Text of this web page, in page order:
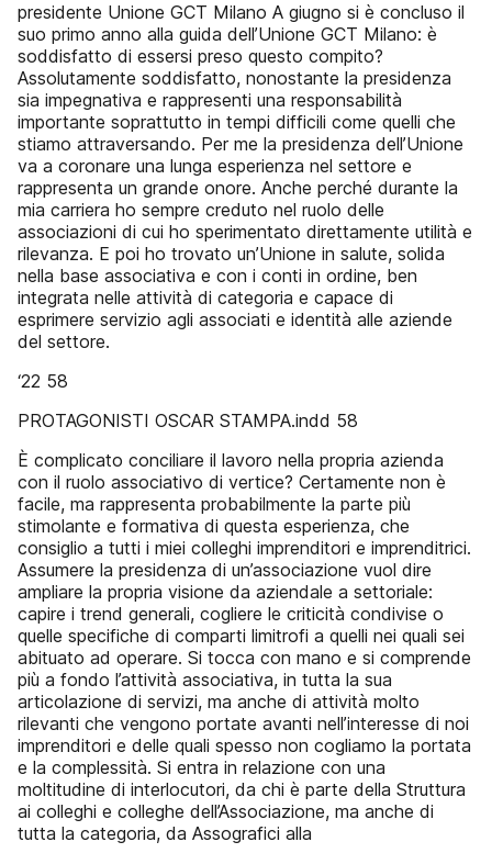
presidente Unione GCT Milano A giugno si è concluso il
suo primo anno alla guida dell’Unione GCT Milano: è
soddisfatto di essersi preso questo compito?
Assolutamente soddisfatto, nonostante la presidenza
sia impegnativa e rappresenti una responsabilità
importante soprattutto in tempi difficili come quelli che
stiamo attraversando. Per me la presidenza dell’Unione
va a coronare una lunga esperienza nel settore e
rappresenta un grande onore. Anche perché durante la
mia carriera ho sempre creduto nel ruolo delle
associazioni di cui ho sperimentato direttamente utilità e
rilevanza. E poi ho trovato un’Unione in salute, solida
nella base associativa e con i conti in ordine, ben
integrata nelle attività di categoria e capace di
esprimere servizio agli associati e identità alle aziende
del settore.
‘22 58
PROTAGONISTI OSCAR STAMPA.indd 58
È complicato conciliare il lavoro nella propria azienda
con il ruolo associativo di vertice? Certamente non è
facile, ma rappresenta probabilmente la parte più
stimolante e formativa di questa esperienza, che
consiglio a tutti i miei colleghi imprenditori e imprenditrici.
Assumere la presidenza di un’associazione vuol dire
ampliare la propria visione da aziendale a settoriale:
capire i trend generali, cogliere le criticità condivise o
quelle specifiche di comparti limitrofi a quelli nei quali sei
abituato ad operare. Si tocca con mano e si comprende
più a fondo l’attività associativa, in tutta la sua
articolazione di servizi, ma anche di attività molto
rilevanti che vengono portate avanti nell’interesse di noi
imprenditori e delle quali spesso non cogliamo la portata
e la complessità. Si entra in relazione con una
moltitudine di interlocutori, da chi è parte della Struttura
ai colleghi e colleghe dell’Associazione, ma anche di
tutta la categoria, da Assografici alla